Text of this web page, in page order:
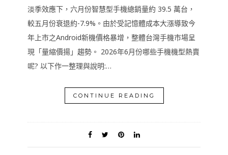
淡季效應下，六月份智慧型手機總銷量約 39.5 萬台，
較五月份衰退約-7.9%。由於受記憶體成本大漲導致今
年上市之Android新機價格暴增，整體台灣手機市場呈
現「量縮價揚」趨勢。 2026年6月份哪些手機機型熱賣
呢? 以下作一整理與說明:…
CONTINUE READING